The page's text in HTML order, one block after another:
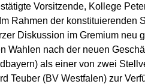
Vorsitzende, Kollege
Rahmen der konstituierenden
Diskussion im Gremium neu
Wahlen nach der neuen
als einer von zwei
Teuber (BV Westfalen) zur